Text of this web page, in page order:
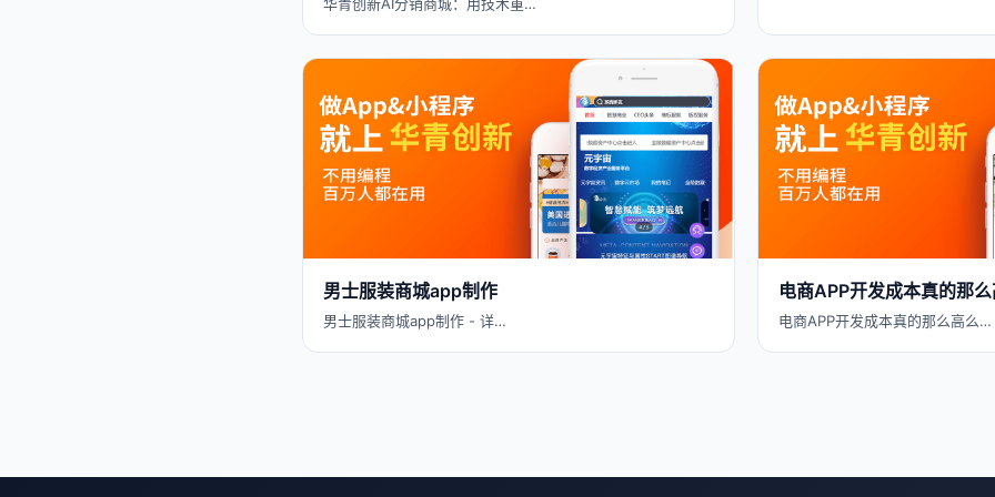
男士服装商城app制作
男士服装商城app制作 - 详…
电商APP开发成本真的那
电商APP开发成本真的那么高么…